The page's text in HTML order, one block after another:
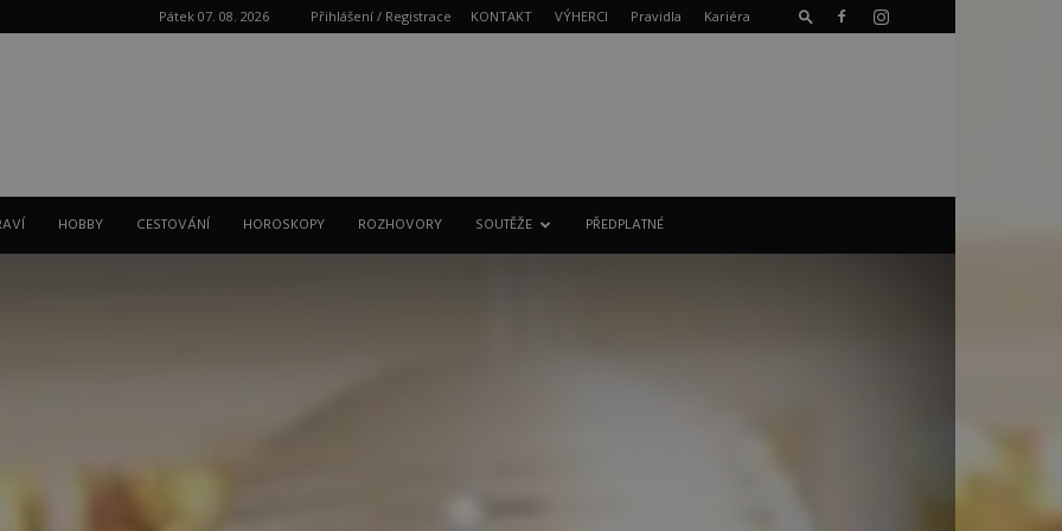
Pátek 07. 08. 2026 Přihlášení / Registrace KONTAKT VÝHERCI Pravidla Kariéra
HOBBY CESTOVÁNÍ HOROSKOPY ROZHOVORY SOUTĚŽE PŘEDPLATNÉ